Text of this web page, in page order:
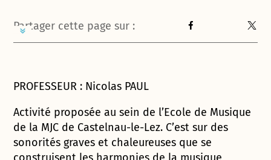
Partager cette page sur :
PROFESSEUR : Nicolas PAUL
Activité proposée au sein de l’Ecole de Musique
de la MJC de Castelnau-le-Lez. C’est sur des
sonorités graves et chaleureuses que se